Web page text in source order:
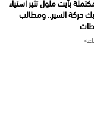
حركة السير.. ومطالب